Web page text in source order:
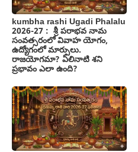
kumbha rashi Ugadi Phalalu
2026-27 : శ్రీ పరాభవ నామ
సంవత్సరంలో వివాహ యోగం,
ఉద్యోగంలో మార్పులు.
రాజయోగమా? ఏలినాటి శని
ప్రభావం ఎలా ఉంది?